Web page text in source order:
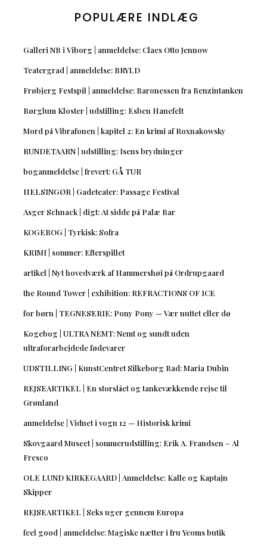
POPULÆRE INDLÆG
Galleri NB i Viborg | anmeldelse: Claes Otto Jennow
Teatergrad | anmeldelse: BRYLD
Frøbjerg Festspil | anmeldelse: Baronessen fra Benzintanken
Børglum Kloster | udstilling: Esben Hanefelt
Mord på Vibrafonen | kapitel 2: En krimi af Roxnakowsky
RUNDETAARN | udstilling: Isens brydninger
boganmeldelse | frevert: GÅ TUR
HELSINGØR | Gadeteater: Passage Festival
Asger Schnack | digt: At sidde på Palæ Bar
KOGEBOG | Tyrkisk: Sofra
KRIMI | sommer: Efterspillet
artikel | Nyt hovedværk af Hammershøi på Ordrupgaard
the Round Tower | exhibition: REFRACTIONS OF ICE
for børn | TEGNESERIE: Pony Pony — Vær nuttet eller dø
Kogebog | ULTRA NEMT: Nemt og sundt uden
ultraforarbejdede fødevarer
UDSTILLING | KunstCentret Silkeborg Bad: Maria Dubin
REJSEARTIKEL | En storslået og tankevækkende rejse til
Grønland
anmeldelse | Vidnet i vogn 12 — Historisk krimi
Skovgaard Museet | sommerudstilling: Erik A. Frandsen – Al
Fresco
OLE LUND KIRKEGAARD | Anmeldelse: Kalle og Kaptajn
Skipper
REJSEARTIKEL | Seks uger gennem Europa
feel good | anmeldelse: Magiske nætter i fru Yeoms butik